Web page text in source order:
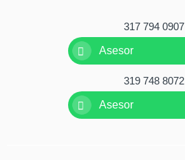
317 794 0907
Asesor
319 748 8072
Asesor